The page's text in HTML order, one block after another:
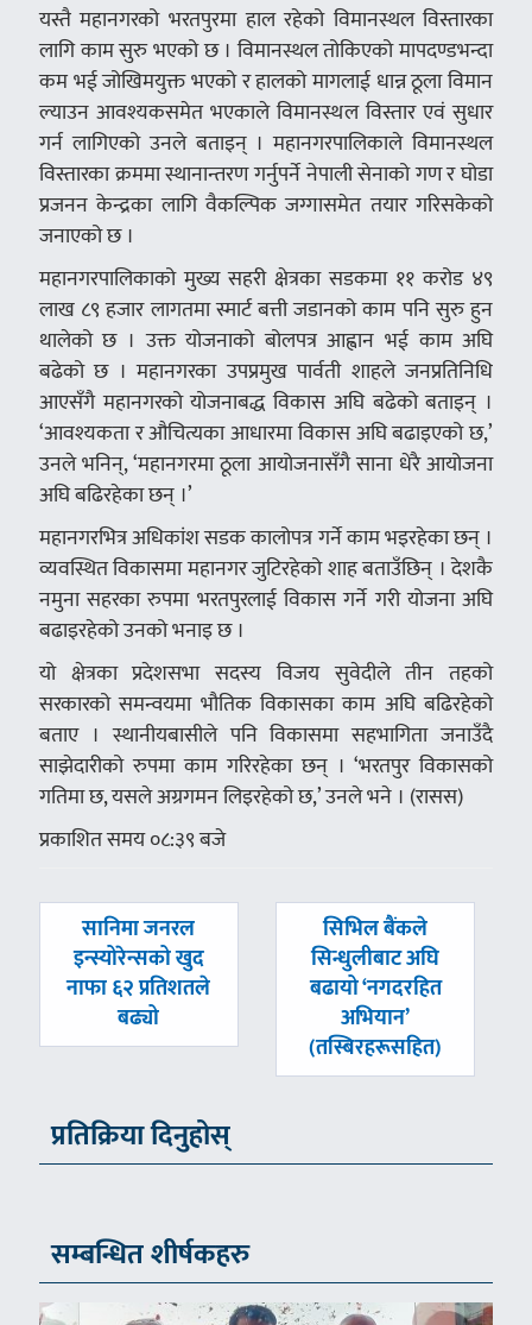
यस्तै महानगरको भरतपुरमा हाल रहेको विमानस्थल विस्तारका
लागि काम सुरु भएको छ । विमानस्थल तोकिएको मापदण्डभन्दा
कम भई जोखिमयुक्त भएको र हालको मागलाई धान्न ठूला विमान
ल्याउन आवश्यकसमेत भएकाले विमानस्थल विस्तार एवं सुधार
गर्न लागिएको उनले बताइन् । महानगरपालिकाले विमानस्थल
विस्तारका क्रममा स्थानान्तरण गर्नुपर्ने नेपाली सेनाको गण र घोडा
प्रजनन केन्द्रका लागि वैकल्पिक जग्गासमेत तयार गरिसकेको
जनाएको छ ।
महानगरपालिकाको मुख्य सहरी क्षेत्रका सडकमा ११ करोड ४९
लाख ८९ हजार लागतमा स्मार्ट बत्ती जडानको काम पनि सुरु हुन
थालेको छ । उक्त योजनाको बोलपत्र आह्वान भई काम अघि
बढेको छ । महानगरका उपप्रमुख पार्वती शाहले जनप्रतिनिधि
आएसँगै महानगरको योजनाबद्ध विकास अघि बढेको बताइन् ।
‘आवश्यकता र औचित्यका आधारमा विकास अघि बढाइएको छ,’
उनले भनिन्, ‘महानगरमा ठूला आयोजनासँगै साना धेरै आयोजना
अघि बढिरहेका छन् ।’
महानगरभित्र अधिकांश सडक कालोपत्र गर्ने काम भइरहेका छन् ।
व्यवस्थित विकासमा महानगर जुटिरहेको शाह बताउँछिन् । देशकै
नमुना सहरका रुपमा भरतपुरलाई विकास गर्ने गरी योजना अघि
बढाइरहेको उनको भनाइ छ ।
यो क्षेत्रका प्रदेशसभा सदस्य विजय सुवेदीले तीन तहको
सरकारको समन्वयमा भौतिक विकासका काम अघि बढिरहेको
बताए । स्थानीयबासीले पनि विकासमा सहभागिता जनाउँदै
साझेदारीको रुपमा काम गरिरहेका छन् । ‘भरतपुर विकासको
गतिमा छ, यसले अग्रगमन लिइरहेको छ,’ उनले भने । (रासस)
प्रकाशित समय ०८:३९ बजे
पछिल्लाे
-
सानिमा जनरल
इन्स्योरेन्सको खुद
नाफा ६२ प्रतिशतले
बढ्यो
अघिल्लाे
-
सिभिल बैंकले
सिन्धुलीबाट अघि
बढायो ‘नगदरहित
अभियान’
(तस्बिरहरूसहित)
प्रतिक्रिया दिनुहोस्
सम्बन्धित शीर्षकहरु